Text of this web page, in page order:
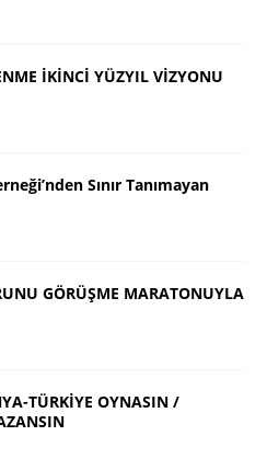
İKİNCİ YÜZYIL VİZYONU
Sınır Tanımayan
GÖRÜŞME MARATONUYLA
TÜRKİYE OYNASIN /